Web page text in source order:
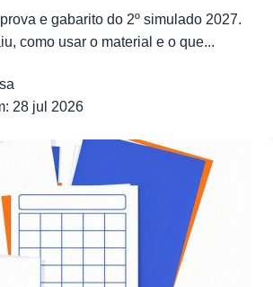
e gabarito do 2º simulado 2027.
como usar o material e o que...
28 jul 2026